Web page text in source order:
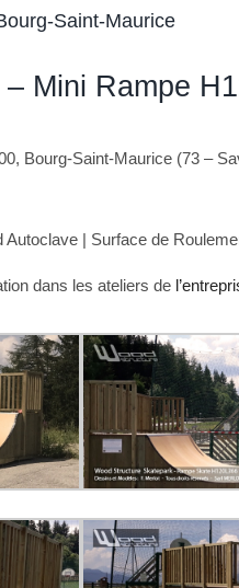
Saint-Maurice
Mini Rampe
Bourg-Saint-Maurice (73 –
| Surface de
dans les ateliers de